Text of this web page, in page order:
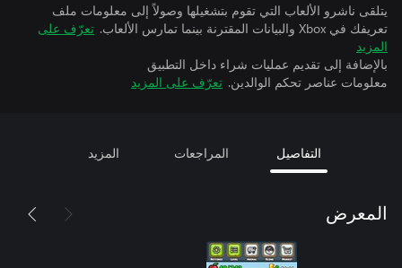
يتلقى ناشرو الألعاب التي تقوم بتشغيلها وصولاً إلى معلومات ملف
تعريفك في Xbox والبيانات المقترنة بينما تمارس الألعاب.
تعرّف على
المزيد
بالإضافة إلى تقديم عمليات شراء داخل التطبيق
معلومات عناصر تحكم الوالدين. تعرّف على المزيد
التفاصيل المراجعات المزيد
المعرض